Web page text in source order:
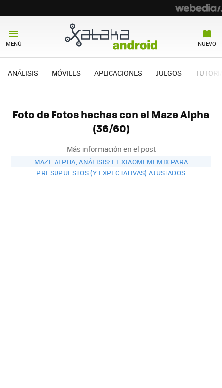
MENÚ NUEVO
ANÁLISIS MÓVILES APLICACIONES JUEGOS
Foto de Fotos hechas con el Maze Alpha
(36/60)
Más información en el post
MAZE ALPHA, ANÁLISIS: EL XIAOMI MI MIX PARA
PRESUPUESTOS (Y EXPECTATIVAS) AJUSTADOS